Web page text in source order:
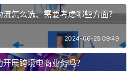
怎么选、需要考虑哪些方面？
2024-06-25 09:49
展跨境电商业务吗？